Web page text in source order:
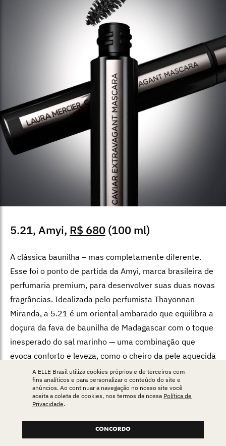
5.21, Amyi, R$ 680 (100 ml)
A clássica baunilha – mas completamente diferente.
Esse foi o ponto de partida da Amyi, marca brasileira de
perfumaria premium, para desenvolver suas duas novas
fragrâncias. Idealizada pelo perfumista Thayonnan
Miranda, a 5.21 é um oriental ambarado que equilibra a
doçura da fava de baunilha de Madagascar com o toque
inesperado do sal marinho — uma combinação que
evoca conforto e leveza, como o cheiro da pele aquecida
pelo sol à beira-mar. Já a 5.22 é intensa, envolvente e
misteriosa. Desenvolvida por Tiago Motta, ela combina
a cremosidade da baunilha defumada com o calor do
usadas em conjunto, em layering, para criar um terceiro
perfume totalmente novo.
A ELLE Brasil utiliza cookies próprios e de terceiros com
fins analíticos e para personalizar o conteúdo do site e
anúncios. Ao continuar a navegação no nosso site você
aceita a coleta de cookies, nos termos da nossa Política de
Privacidade.
CONCORDO